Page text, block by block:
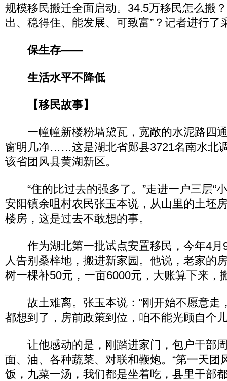
规模移民搬迁全面启动。34.5万移民怎么搬
出、稳得住、能发展、可致富”？记者进行了
保生存——
生活水平不降低
【移民故事】
一幢幢新楼粉墙黛瓦，宽敞的水泥路四
窗明几净……这是湖北省郧县3721名南水
该省团风县黄湖新区。
“住的比过去的强多了。”走进一户三层“
安阳镇余咀村农民张玉本说，从山里的土坯
楼房，这是过去不敢想的事。
作为湖北第一批试点安置移民，今年4月
人告别桑梓地，搬进新家园。他说，老家的
树一棵补50元，一亩6000元，大账算下来，
故土难离。张玉本说：“刚开始不愿意走
都想到了，房前政策到位，咱不能光顾自个
让他感动的是，刚踏进家门，包户干部
面、油、各种蔬菜、对联和鞭炮。“第一天团
饭，九菜一汤，我们都是坐着吃，县里干部